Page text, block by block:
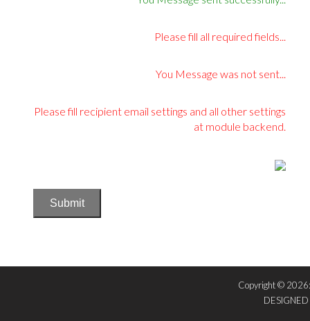
Please fill all required fields...
You Message was not sent...
Please fill recipient email settings and all other settings
at module backend.
Submit
Copyright ©